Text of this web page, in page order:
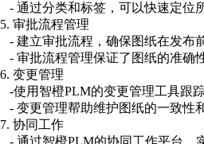
- 通过分类和标签，可以快速定位
5. 审批流程管理
- 建立审批流程，确保图纸在发布
- 审批流程管理保证了图纸的准确
6. 变更管理
-使用智橙PLM的变更管理工具跟
- 变更管理帮助维护图纸的一致性
7. 协同工作
- 通过智橙PLM的协同工作平台，